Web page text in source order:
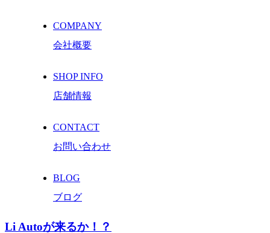
COMPANY
会社概要
SHOP INFO
店舗情報
CONTACT
お問い合わせ
BLOG
ブログ
Li Autoが来るか！？